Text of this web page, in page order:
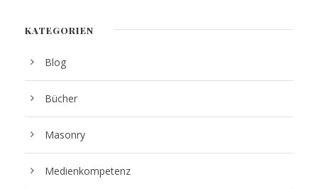
KATEGORIEN
Blog
Bücher
Masonry
Medienkompetenz